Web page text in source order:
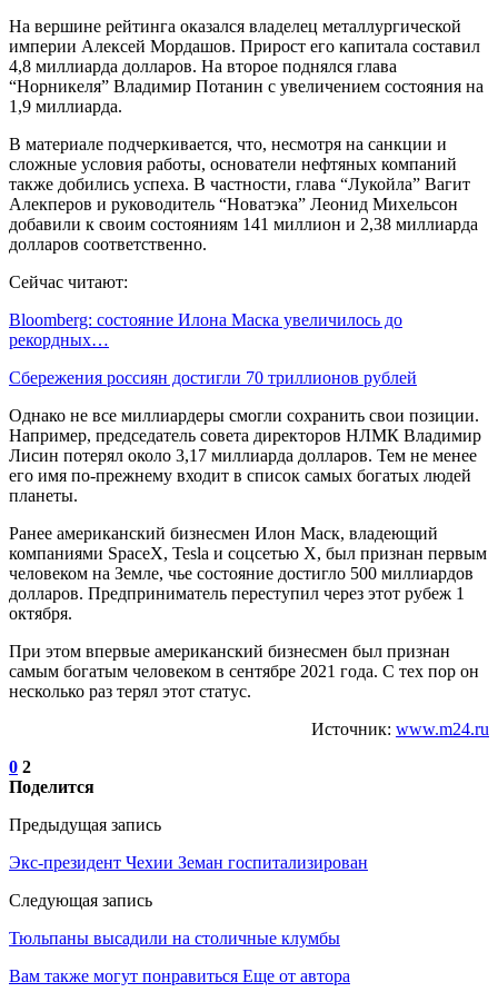
На вершине рейтинга оказался владелец металлургической
империи Алексей Мордашов. Прирост его капитала составил
4,8 миллиарда долларов. На второе поднялся глава
“Норникеля” Владимир Потанин с увеличением состояния на
1,9 миллиарда.
В материале подчеркивается, что, несмотря на санкции и
сложные условия работы, основатели нефтяных компаний
также добились успеха. В частности, глава “Лукойла” Вагит
Алекперов и руководитель “Новатэка” Леонид Михельсон
добавили к своим состояниям 141 миллион и 2,38 миллиарда
долларов соответственно.
Сейчас читают:
Bloomberg: состояние Илона Маска увеличилось до
рекордных…
Сбережения россиян достигли 70 триллионов рублей
Однако не все миллиардеры смогли сохранить свои позиции.
Например, председатель совета директоров НЛМК Владимир
Лисин потерял около 3,17 миллиарда долларов. Тем не менее
его имя по-прежнему входит в список самых богатых людей
планеты.
Ранее американский бизнесмен Илон Маск, владеющий
компаниями SpaceX, Tesla и соцсетью X, был признан первым
человеком на Земле, чье состояние достигло 500 миллиардов
долларов. Предприниматель переступил через этот рубеж 1
октября.
При этом впервые американский бизнесмен был признан
самым богатым человеком в сентябре 2021 года. С тех пор он
несколько раз терял этот статус.
Источник: www.m24.ru
0 2
Поделится
Предыдущая запись
Экс-президент Чехии Земан госпитализирован
Следующая запись
Тюльпаны высадили на столичные клумбы
Вам также могут понравиться Еще от автора